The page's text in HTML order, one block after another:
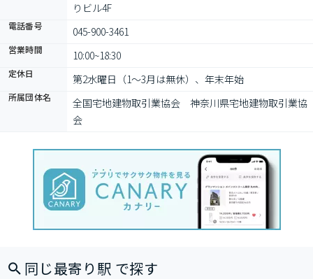
りビル4F
電話番号 045-900-3461
営業時間 10:00~18:30
定休日 第2水曜日（1～3月は無休）、年末年始
所属団体名
全国宅地建物取引業協会　神奈川県宅地建物取引業協
会
同じ最寄り駅 で探す